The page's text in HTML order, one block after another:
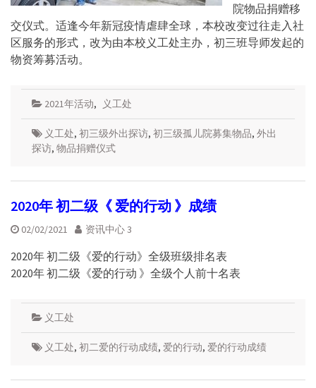
院物品捐赠移
交仪式。适逢今年新冠疫情虐肆全球，本校改变过往走入社
区服务的形式，改为由本校义工处主办，初三班导师发起的
物资筹募活动。
2021年活动, 义工处
义工处, 初三级外出探访, 初三级孤儿院募集物品, 外出
探访, 物品捐赠仪式
2020年 初二级《 爱的行动 》成绩
02/02/2021 资讯中心 3
2020年 初二级《爱的行动》全级班级排名表
2020年 初二级《爱的行动 》全级个人前十名表
义工处
义工处, 初二爱的行动成绩, 爱的行动, 爱的行动成绩